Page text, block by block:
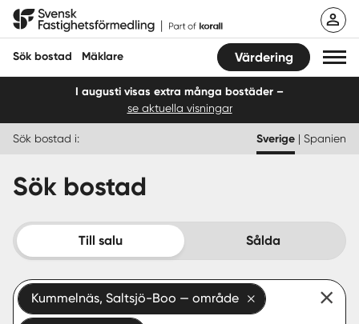
Hoppa
Svensk Fastighetsförmedling
Sök bostad Mäklare Värdering
Sälja
Köpa
Start
I augusti visas extra många bostäder –
se aktuella visningar
Sök bostad i: Sverige | Spanien
Sök bostad
Till salu Sålda
Kummelnäs, Saltsjö-Boo — område